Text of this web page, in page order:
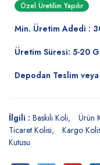
Özel Üretilim Yapılır
Min. Üretim Adedi :
Üretim Süresi: 5-20
Depodan Teslim
İlgili : Baskılı Koli Ürün
Ticaret Kolisi
Kargo
Kutusu